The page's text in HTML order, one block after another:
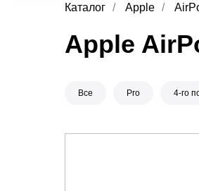
Каталог / Apple /
Apple
Все Pro 4-го